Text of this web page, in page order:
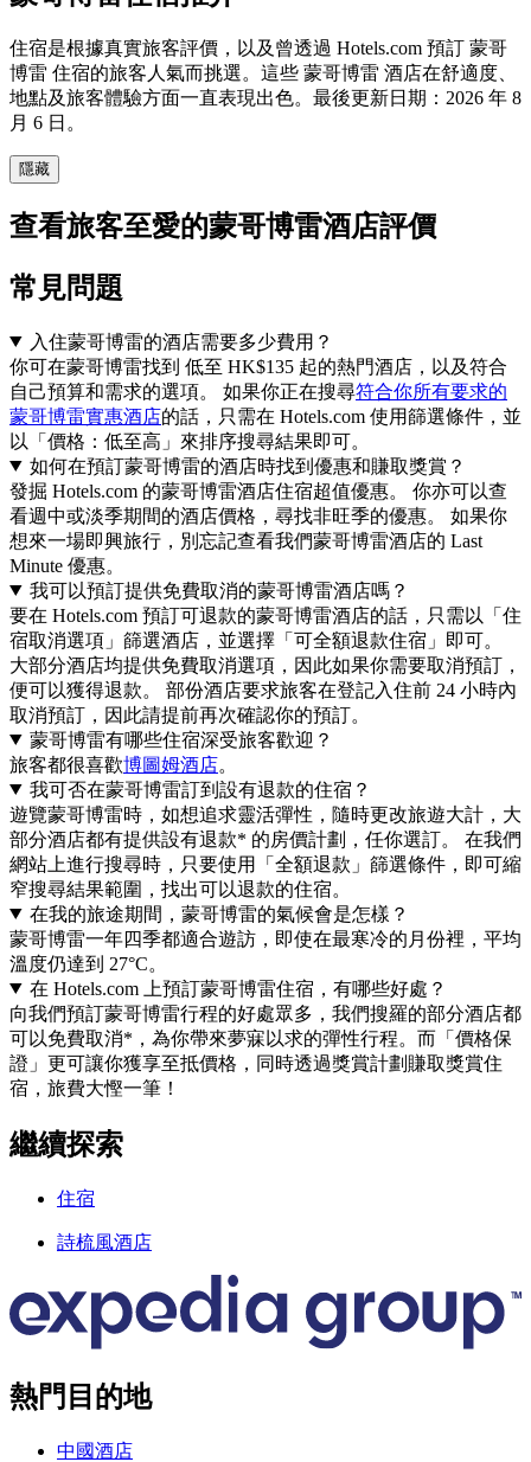
住宿是根據真實旅客評價，以及曾透過 Hotels.com 預訂 蒙哥
博雷 住宿的旅客人氣而挑選。這些 蒙哥博雷 酒店在舒適度、
地點及旅客體驗方面一直表現出色。最後更新日期： 2026 年 8
月 6 日 。
隱藏
查看旅客至愛的蒙哥博雷酒店評價
常見問題
入住蒙哥博雷的酒店需要多少費用？
你可在蒙哥博雷找到 低至 HK$135 起的熱門酒店，以及符合
自己預算和需求的選項。 如果你正在搜尋符合你所有要求的
蒙哥博雷實惠酒店的話，只需在 Hotels.com 使用篩選條件，並
以「價格：低至高」來排序搜尋結果即可。
如何在預訂蒙哥博雷的酒店時找到優惠和賺取獎賞？
發掘 Hotels.com 的蒙哥博雷酒店住宿超值優惠。 你亦可以查
看週中或淡季期間的酒店價格，尋找非旺季的優惠。 如果你
想來一場即興旅行，別忘記查看我們蒙哥博雷酒店的 Last
Minute 優惠。
我可以預訂提供免費取消的蒙哥博雷酒店嗎？
要在 Hotels.com 預訂可退款的蒙哥博雷酒店的話，只需以「住
宿取消選項」篩選酒店，並選擇「可全額退款住宿」即可。
大部分酒店均提供免費取消選項，因此如果你需要取消預訂，
便可以獲得退款。 部份酒店要求旅客在登記入住前 24 小時內
取消預訂，因此請提前再次確認你的預訂。
蒙哥博雷有哪些住宿深受旅客歡迎？
旅客都很喜歡博圖姆酒店。
我可否在蒙哥博雷訂到設有退款的住宿？
遊覽蒙哥博雷時，如想追求靈活彈性，隨時更改旅遊大計，大
部分酒店都有提供設有退款* 的房價計劃，任你選訂。 在我們
網站上進行搜尋時，只要使用「全額退款」篩選條件，即可縮
窄搜尋結果範圍，找出可以退款的住宿。
在我的旅途期間，蒙哥博雷的氣候會是怎樣？
蒙哥博雷一年四季都適合遊訪，即使在最寒冷的月份裡，平均
溫度仍達到 27°C。
在 Hotels.com 上預訂蒙哥博雷住宿，有哪些好處？
向我們預訂蒙哥博雷行程的好處眾多，我們搜羅的部分酒店都
可以免費取消*，為你帶來夢寐以求的彈性行程。而「價格保
證」更可讓你獲享至抵價格，同時透過獎賞計劃賺取獎賞住
宿，旅費大慳一筆！
繼續探索
住宿
詩梳風酒店
熱門目的地
中國酒店